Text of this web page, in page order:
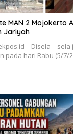
MAN 2 Mojokerto
Jariyah
– Disela – sela
pada hari Rabu (5/7/